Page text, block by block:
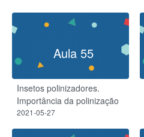
Aula 55
Insetos polinizadores.
Importância da polinização
2021-05-27